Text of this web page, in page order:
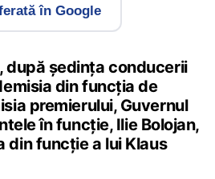
în Google
după ședința conducerii
din funcția de
premierului, Guvernul
în funcție, Ilie Bolojan,
din funcție a lui Klaus